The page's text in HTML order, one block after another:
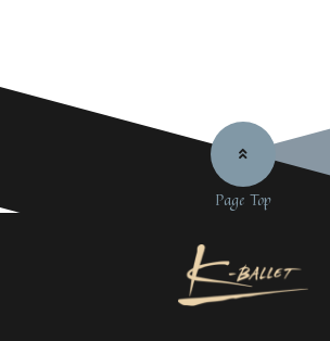
Page Top